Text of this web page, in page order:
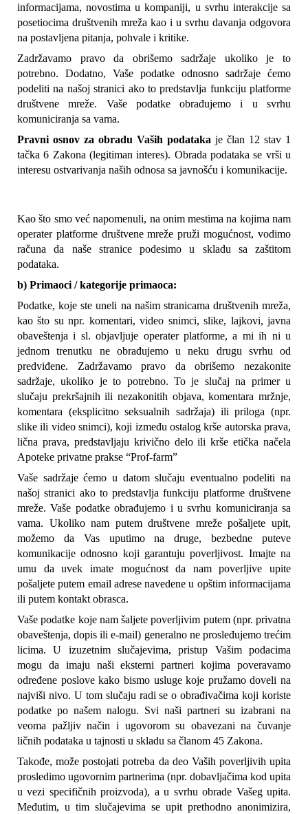
informacijama, novostima u kompaniji, u svrhu interakcije sa
posetiocima društvenih mreža kao i u svrhu davanja odgovora
na postavljena pitanja, pohvale i kritike.
Zadržavamo pravo da obrišemo sadržaje ukoliko je to
potrebno. Dodatno, Vaše podatke odnosno sadržaje ćemo
podeliti na našoj stranici ako to predstavlja funkciju platforme
društvene mreže. Vaše podatke obrađujemo i u svrhu
komuniciranja sa vama.
Pravni osnov za obradu Vaših podataka je član 12 stav 1
tačka 6 Zakona (legitiman interes). Obrada podataka se vrši u
interesu ostvarivanja naših odnosa sa javnošću i komunikacije.
Kao što smo već napomenuli, na onim mestima na kojima nam
operater platforme društvene mreže pruži mogućnost, vodimo
računa da naše stranice podesimo u skladu sa zaštitom
podataka.
b) Primaoci / kategorije primaoca:
Podatke, koje ste uneli na našim stranicama društvenih mreža,
kao što su npr. komentari, video snimci, slike, lajkovi, javna
obaveštenja i sl. objavljuje operater platforme, a mi ih ni u
jednom trenutku ne obrađujemo u neku drugu svrhu od
predviđene. Zadržavamo pravo da obrišemo nezakonite
sadržaje, ukoliko je to potrebno. To je slučaj na primer u
slučaju prekršajnih ili nezakonitih objava, komentara mržnje,
komentara (eksplicitno seksualnih sadržaja) ili priloga (npr.
slike ili video snimci), koji između ostalog krše autorska prava,
lična prava, predstavljaju krivično delo ili krše etička načela
Apoteke privatne prakse “Prof-farm”
Vaše sadržaje ćemo u datom slučaju eventualno podeliti na
našoj stranici ako to predstavlja funkciju platforme društvene
mreže. Vaše podatke obrađujemo i u svrhu komuniciranja sa
vama. Ukoliko nam putem društvene mreže pošaljete upit,
možemo da Vas uputimo na druge, bezbedne puteve
komunikacije odnosno koji garantuju poverljivost. Imajte na
umu da uvek imate mogućnost da nam poverljive upite
pošaljete putem email adrese navedene u opštim informacijama
ili putem kontakt obrasca.
Vaše podatke koje nam šaljete poverljivim putem (npr. privatna
obaveštenja, dopis ili e-mail) generalno ne prosleđujemo trećim
licima. U izuzetnim slučajevima, pristup Vašim podacima
mogu da imaju naši eksterni partneri kojima poveravamo
određene poslove kako bismo usluge koje pružamo doveli na
najviši nivo. U tom slučaju radi se o obrađivačima koji koriste
podatke po našem nalogu. Svi naši partneri su izabrani na
veoma pažljiv način i ugovorom su obavezani na čuvanje
ličnih podataka u tajnosti u skladu sa članom 45 Zakona.
Takođe, može postojati potreba da deo Vaših poverljivih upita
prosledimo ugovornim partnerima (npr. dobavljačima kod upita
u vezi specifičnih proizvoda), a u svrhu obrade Vašeg upita.
Međutim, u tim slučajevima se upit prethodno anonimizira,